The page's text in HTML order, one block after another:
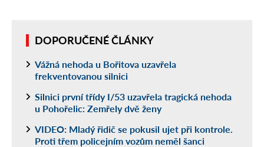
DOPORUČENÉ ČLÁNKY
Vážná nehoda u Bořitova uzavřela
frekventovanou silnici
Silnici první třídy I/53 uzavřela tragická nehoda
u Pohořelic: Zemřely dvě ženy
VIDEO: Mladý řidič se pokusil ujet při kontrole.
Proti třem policejním vozům neměl šanci